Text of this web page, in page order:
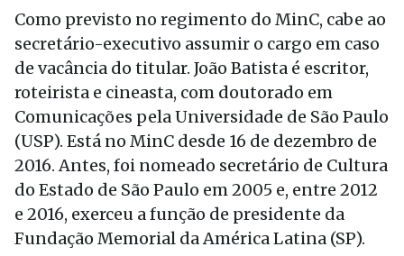
Como previsto no regimento do MinC, cabe ao
secretário-executivo assumir o cargo em caso
de vacância do titular. João Batista é escritor,
roteirista e cineasta, com doutorado em
Comunicações pela Universidade de São Paulo
(USP). Está no MinC desde 16 de dezembro de
2016. Antes, foi nomeado secretário de Cultura
do Estado de São Paulo em 2005 e, entre 2012
e 2016, exerceu a função de presidente da
Fundação Memorial da América Latina (SP).